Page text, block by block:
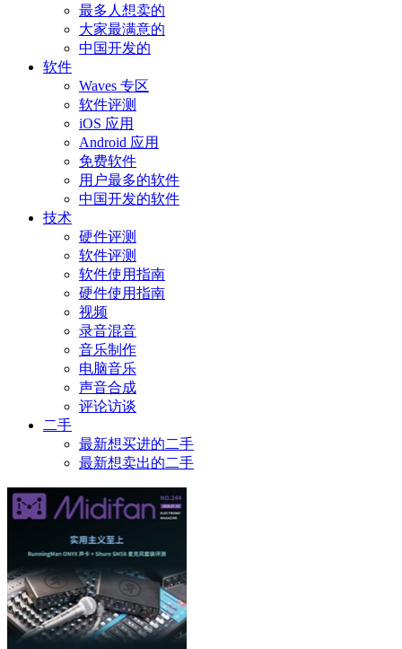
最多人想卖的
大家最满意的
中国开发的
软件
Waves 专区
软件评测
iOS 应用
Android 应用
免费软件
用户最多的软件
中国开发的软件
技术
硬件评测
软件评测
软件使用指南
硬件使用指南
视频
录音混音
音乐制作
电脑音乐
声音合成
评论访谈
二手
最新想买进的二手
最新想卖出的二手